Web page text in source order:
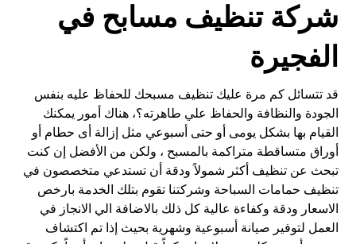
شركة تنظيف مسابح في
الفجيرة
قد تتسائل كم مرة عليك تنظيف مسبحك للحفاظ عليه بنفس
الجودة والنظافة والحفاظ علي طاهرته؟، هناك أمور يمكنك
القيام بها بشكل يومى أو حتى أسبوعي مثل إزالة أى حطام أو
أوراق متساقطة متراكمة بالمسبح ، ولكن من الأفضل إن كنت
تبحث عن تنظيف أكثر شمولاً ودقة أن تستدعي متخصصون في
تنظيف حمامات السباحة وشركتنا تقوم بتلك الخدمة بارخص
الاسعار ودقة وكفاءة عالية كل ذلك بالاضافة الي الانجاز في
العمل لتوفير صيانة أسبوعية وشهرية بحيث إذا تم اكتشاف